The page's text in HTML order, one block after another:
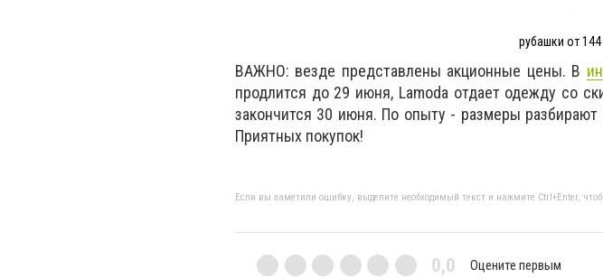
рубашки от 144
ВАЖНО: везде представлены акционные цены. В
продлится до 29 июня, Lamoda отдает одежду со
закончится 30 июня. По опыту - размеры разбирают
Приятных покупок!
Если вы заметили ошибку, выделите необходимый текст и нажмите Ctrl+Enter,
0,0 Оцените первым